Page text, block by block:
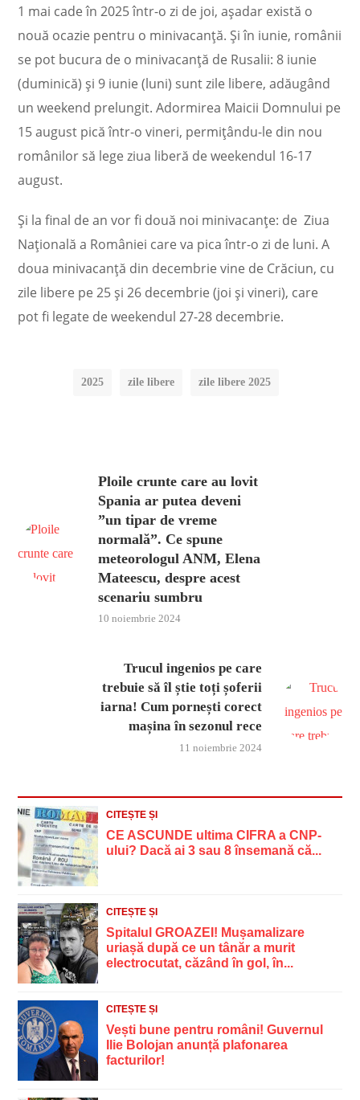
1 mai cade în 2025 într-o zi de joi, așadar există o
nouă ocazie pentru o minivacanță. Și în iunie, românii
se pot bucura de o minivacanță de Rusalii: 8 iunie
(duminică) și 9 iunie (luni) sunt zile libere, adăugând
un weekend prelungit. Adormirea Maicii Domnului pe
15 august pică într-o vineri, permițându-le din nou
românilor să lege ziua liberă de weekendul 16-17
august.
Și la final de an vor fi două noi minivacanțe: de Ziua
Națională a României care va pica într-o zi de luni. A
doua minivacanță din decembrie vine de Crăciun, cu
zile libere pe 25 și 26 decembrie (joi și vineri), care
pot fi legate de weekendul 27-28 decembrie.
2025 zile libere zile libere 2025
Ploile crunte care au lovit
Spania ar putea deveni
”un tipar de vreme
normală”. Ce spune
meteorologul ANM, Elena
Mateescu, despre acest
scenariu sumbru
10 noiembrie 2024
Trucul ingenios pe care
trebuie să îl știe toți șoferii
iarna! Cum pornești corect
mașina în sezonul rece
11 noiembrie 2024
CITEȘTE ȘI
CE ASCUNDE ultima CIFRA a CNP-
ului? Dacă ai 3 sau 8 însemană că...
CITEȘTE ȘI
Spitalul GROAZEI! Mușamalizare
uriașă după ce un tânăr a murit
electrocutat, căzând în gol, în...
CITEȘTE ȘI
Vești bune pentru români! Guvernul
Ilie Bolojan anunță plafonarea
facturilor!